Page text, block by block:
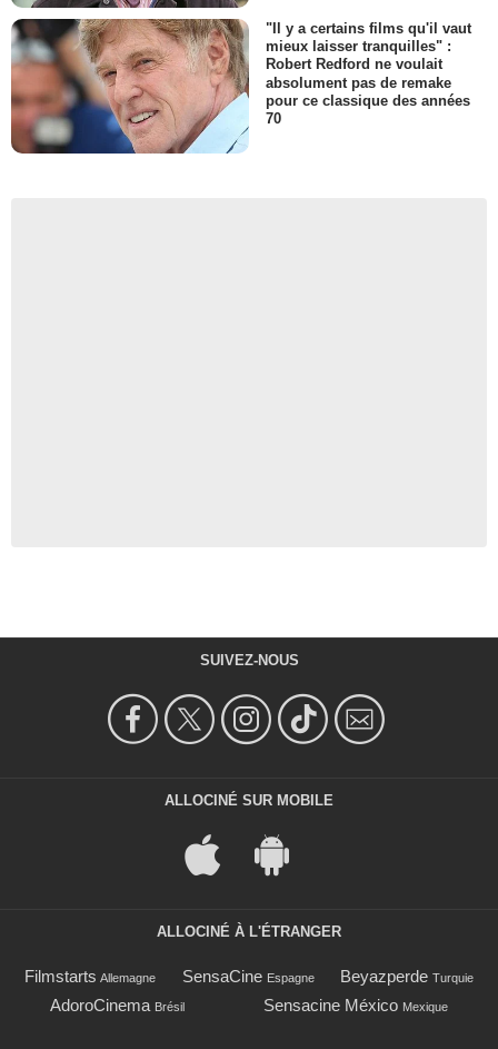
"Il y a certains films qu'il vaut
mieux laisser tranquilles" :
Robert Redford ne voulait
absolument pas de remake
pour ce classique des années
70
SUIVEZ-NOUS
ALLOCINÉ SUR MOBILE
ALLOCINÉ À L'ÉTRANGER
Filmstarts Allemagne SensaCine Espagne Beyazperde Turquie
AdoroCinema Brésil Sensacine México Mexique